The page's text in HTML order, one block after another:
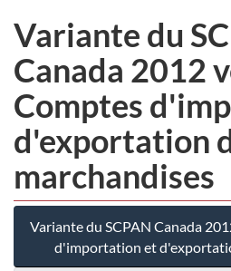
Variante du
Canada 2012
Comptes
d'exportation
marchandises
Variante du SCPAN Canada
d'importation et